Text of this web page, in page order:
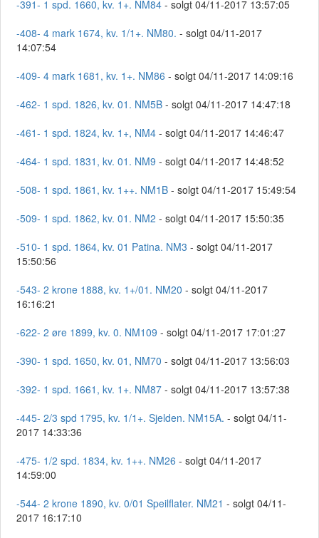
-391- 1 spd. 1660, kv. 1+. NM84 - solgt 04/11-2017 13:57:05
-408- 4 mark 1674, kv. 1/1+. NM80. - solgt 04/11-2017
14:07:54
-409- 4 mark 1681, kv. 1+. NM86 - solgt 04/11-2017 14:09:16
-462- 1 spd. 1826, kv. 01. NM5B - solgt 04/11-2017 14:47:18
-461- 1 spd. 1824, kv. 1+, NM4 - solgt 04/11-2017 14:46:47
-464- 1 spd. 1831, kv. 01. NM9 - solgt 04/11-2017 14:48:52
-508- 1 spd. 1861, kv. 1++. NM1B - solgt 04/11-2017 15:49:54
-509- 1 spd. 1862, kv. 01. NM2 - solgt 04/11-2017 15:50:35
-510- 1 spd. 1864, kv. 01 Patina. NM3 - solgt 04/11-2017
15:50:56
-543- 2 krone 1888, kv. 1+/01. NM20 - solgt 04/11-2017
16:16:21
-622- 2 øre 1899, kv. 0. NM109 - solgt 04/11-2017 17:01:27
-390- 1 spd. 1650, kv. 01, NM70 - solgt 04/11-2017 13:56:03
-392- 1 spd. 1661, kv. 1+. NM87 - solgt 04/11-2017 13:57:38
-445- 2/3 spd 1795, kv. 1/1+. Sjelden. NM15A. - solgt 04/11-
2017 14:33:36
-475- 1/2 spd. 1834, kv. 1++. NM26 - solgt 04/11-2017
14:59:00
-544- 2 krone 1890, kv. 0/01 Speilflater. NM21 - solgt 04/11-
2017 16:17:10